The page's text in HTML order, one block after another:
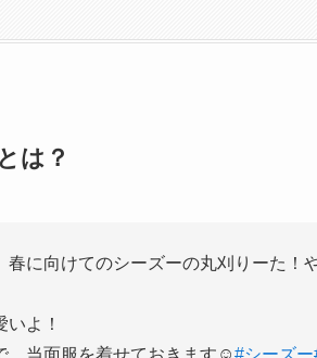
は？
春に向けてのシーズーの丸刈りーた！
よ！